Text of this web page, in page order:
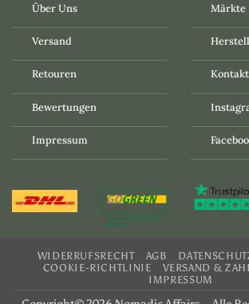
Über Uns
Versand
Retouren
Bewertungen
Impressum
Märkte
Kontakt
WIDERRUFSRECHT AGB
COOKIE-RICHTLINIE
VERSAND &
IMPRESSUM